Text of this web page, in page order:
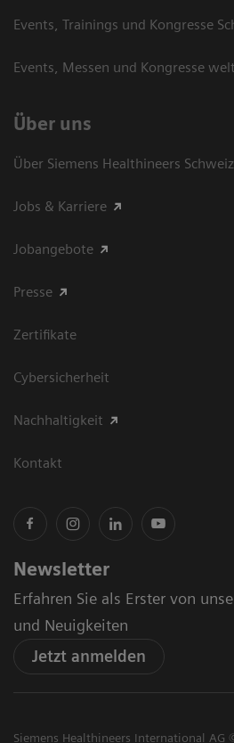
Events, Trainings und Kongresse
Events, Messen und Kongresse
Über uns
Über Siemens Healthineers Schweiz
Jobs & Karriere
Jobangebote
Presse
Zertifikate
Cybersicherheit
Nachhaltigkeit
Kontakt
Newsletter
Erfahren Sie als Erster von
und Neuigkeiten
Jetzt anmelden
Siemens Healthineers International AG